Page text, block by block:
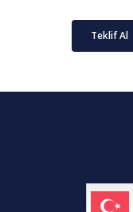
Teklif Al